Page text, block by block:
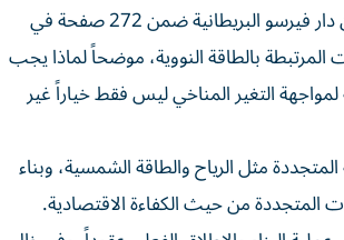
في كتابه «الطاقة النووية ليست الحل: خداع القوة الذرية في عصر التغير المناخي»، الصادر عن دار فيرسو البريطانية ضمن 272 صفحة في
المرتبطة بالطاقة النووية، موضحاً لماذا يجب
لمواجهة التغير المناخي ليس فقط خياراً غير
مثل الرياح والطاقة الشمسية، وبناء
المتجددة من حيث الكفاءة الاقتصادية.